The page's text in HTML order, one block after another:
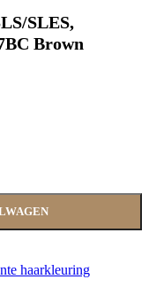
SLES,
Brown
haarkleuring